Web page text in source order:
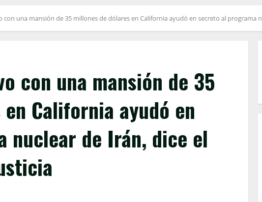
con una mansión de 35 millones de dólares en California ayudó en secreto al programa
con una mansión de 35
California ayudó en
nuclear de Irán, dice el